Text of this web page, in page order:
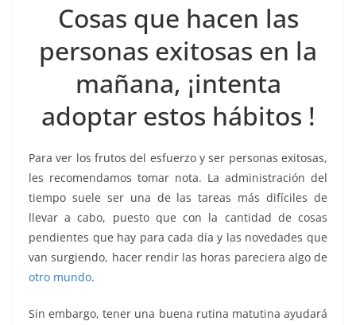
c
e
b
o
k
itt
er
ai
l
at
s
A
p
p
ss
e
n
g
er
e
gr
a
m
m
p
ar
tir
Cosas que hacen las
personas exitosas en la
mañana, ¡intenta
adoptar estos hábitos !
Para ver los frutos del esfuerzo y ser personas exitosas,
les recomendamos tomar nota. La administración del
tiempo suele ser una de las tareas más difíciles de
llevar a cabo, puesto que con la cantidad de cosas
pendientes que hay para cada día y las novedades que
van surgiendo, hacer rendir las horas pareciera algo de
otro mundo.
Sin embargo, tener una buena rutina matutina ayudará